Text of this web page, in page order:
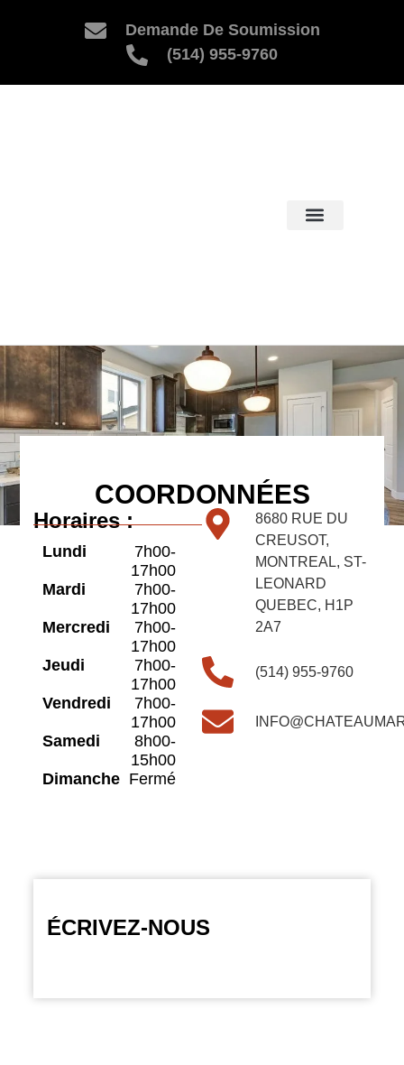
Demande De Soumission
(514) 955-9760
COORDONNÉES
Horaires :
Lundi
7h00-
17h00
Mardi
7h00-
17h00
Mercredi
7h00-
17h00
Jeudi
7h00-
17h00
Vendredi
7h00-
17h00
Samedi
8h00-
15h00
Dimanche Fermé
8680 RUE DU
CREUSOT,
MONTREAL, ST-
LEONARD
QUEBEC, H1P
2A7
(514) 955-9760
ÉCRIVEZ-NOUS